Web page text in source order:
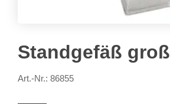
Standgefäß groß
Art.-Nr.: 86855